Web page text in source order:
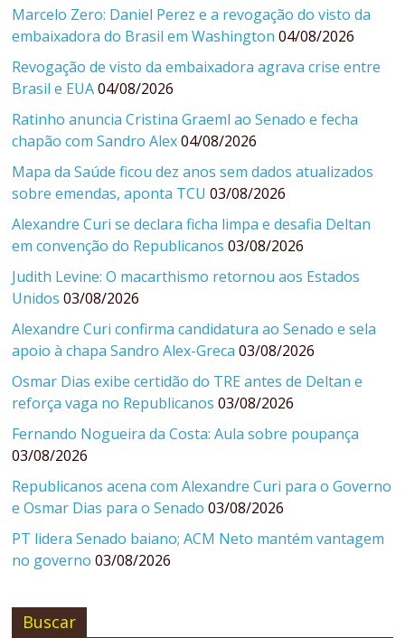
Marcelo Zero: Daniel Perez e a revogação do visto da
embaixadora do Brasil em Washington 04/08/2026
Revogação de visto da embaixadora agrava crise entre
Brasil e EUA 04/08/2026
Ratinho anuncia Cristina Graeml ao Senado e fecha
chapão com Sandro Alex 04/08/2026
Mapa da Saúde ficou dez anos sem dados atualizados
sobre emendas, aponta TCU 03/08/2026
Alexandre Curi se declara ficha limpa e desafia Deltan
em convenção do Republicanos 03/08/2026
Judith Levine: O macarthismo retornou aos Estados
Unidos 03/08/2026
Alexandre Curi confirma candidatura ao Senado e sela
apoio à chapa Sandro Alex-Greca 03/08/2026
Osmar Dias exibe certidão do TRE antes de Deltan e
reforça vaga no Republicanos 03/08/2026
Fernando Nogueira da Costa: Aula sobre poupança
03/08/2026
Republicanos acena com Alexandre Curi para o Governo
e Osmar Dias para o Senado 03/08/2026
PT lidera Senado baiano; ACM Neto mantém vantagem
no governo 03/08/2026
Buscar